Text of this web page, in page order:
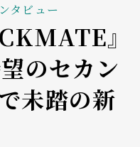
タビュー
』
望のセカン
未踏の新